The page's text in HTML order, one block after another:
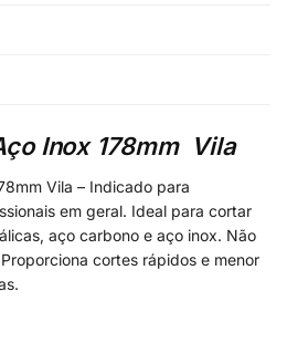
Inox 178mm Vila
Vila – Indicado para
em geral. Ideal para cortar
aço carbono e aço inox. Não
cortes rápidos e menor